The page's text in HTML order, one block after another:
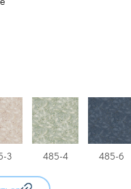
3 485-4 485-6